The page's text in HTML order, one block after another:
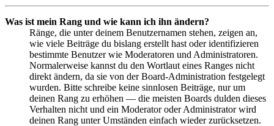
Was ist mein Rang und wie kann ich ihn ändern?
Ränge, die unter deinem Benutzernamen stehen, zeigen an,
wie viele Beiträge du bislang erstellt hast oder identifizieren
bestimmte Benutzer wie Moderatoren und Administratoren.
Normalerweise kannst du den Wortlaut eines Ranges nicht
direkt ändern, da sie von der Board-Administration festgelegt
wurden. Bitte schreibe keine sinnlosen Beiträge, nur um
deinen Rang zu erhöhen — die meisten Boards dulden dieses
Verhalten nicht und ein Moderator oder Administrator wird
deinen Rang unter Umständen einfach wieder zurücksetzen.